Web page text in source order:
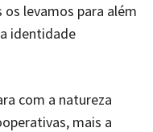
levamos para além
identidade
com a natureza
mais a